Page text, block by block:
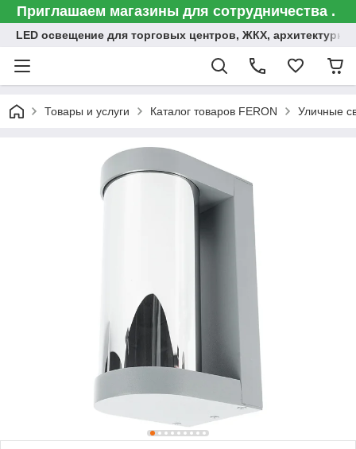
Приглашаем магазины для сотрудничества .
LED освещение для торговых центров, ЖКХ,
Товары и услуги Каталог товаров FERON Уличные